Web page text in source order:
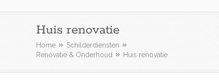
Huis renovatie
Home
Schilderdiensten
Renovatie & Onderhoud
Huis renovatie